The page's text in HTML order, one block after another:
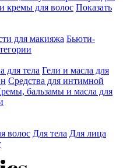
кремы для волос Показать
для макияжа Бьюти-
для тела Гели и масла для
Средства для интимной
бальзамы и масла для
волос Для тела Для лица